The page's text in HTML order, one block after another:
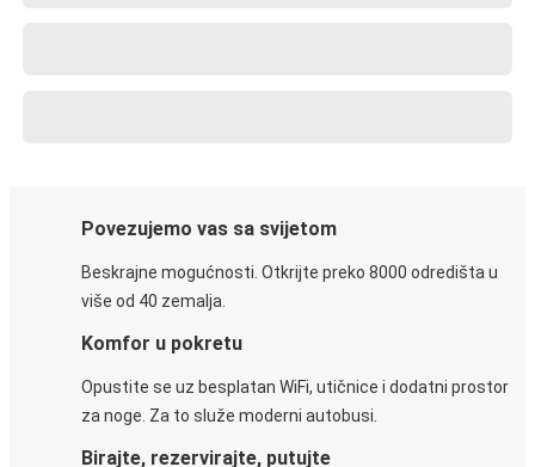
Povezujemo vas sa svijetom
Beskrajne mogućnosti. Otkrijte preko 8000 odredišta u
više od 40 zemalja.
Komfor u pokretu
Opustite se uz besplatan WiFi, utičnice i dodatni prostor
za noge. Za to služe moderni autobusi.
Birajte, rezervirajte, putujte